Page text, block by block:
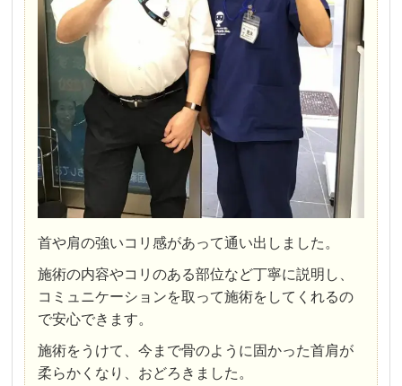
首や肩の強いコリ感があって通い出しました。
施術の内容やコリのある部位など丁寧に説明し、
コミュニケーションを取って施術をしてくれるの
で安心できます。
施術をうけて、今まで骨のように固かった首肩が
柔らかくなり、おどろきました。